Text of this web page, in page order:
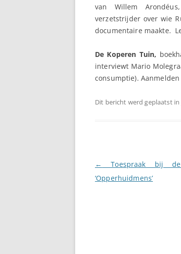
van Willem
verzetstrijder over wie
documentaire maakte.
De Koperen Tuin,
interviewt Mario
consumptie).
Dit bericht werd geplaatst in
Berichtnavigatie
←
Toespraak bij
‘Opperhuidmens’